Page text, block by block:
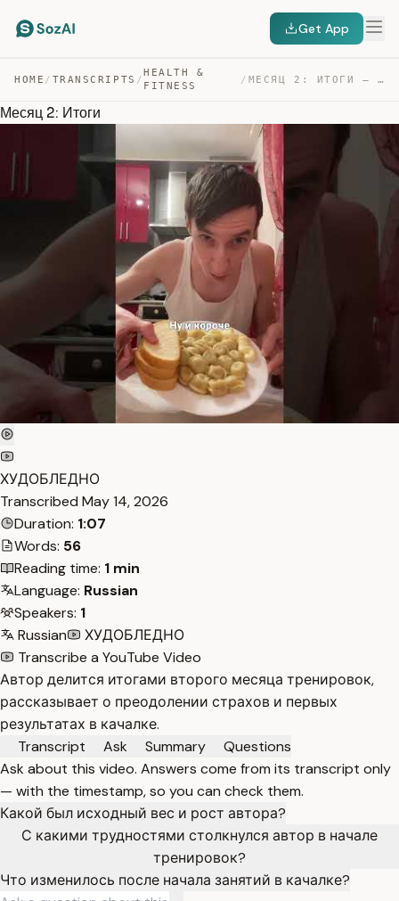
Get App
HOME / TRANSCRIPTS /
HEALTH &
FITNESS
/ МЕСЯЦ 2: ИТОГИ — TRANSCRIPT
Месяц 2: Итоги
ХУДОБЛЕДНО
Transcribed May 14, 2026
Duration: 1:07
Words: 56
Reading time: 1 min
Language: Russian
Speakers: 1
Russian
ХУДОБЛЕДНО
Transcribe a YouTube Video
Автор делится итогами второго месяца тренировок,
рассказывает о преодолении страхов и первых
результатах в качалке.
Transcript
Ask Summary
Questions
Ask about this video. Answers come from its transcript only
— with the timestamp, so you can check them.
Какой был исходный вес и рост автора?
С какими трудностями столкнулся автор в начале
тренировок?
Что изменилось после начала занятий в качалке?